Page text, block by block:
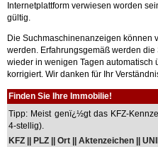
Internetplattform verwiesen worden
gültig.
Die Suchmaschinenanzeigen können
werden. Erfahrungsgemäß werden
wieder in wenigen Tagen automatisch
korrigiert. Wir danken für Ihr
Finden Sie Ihre Immobilie!
Tipp: Meist genï¿½gt das KFZ-
4-stellig).
KFZ || PLZ || Ort || Aktenzeichen ||